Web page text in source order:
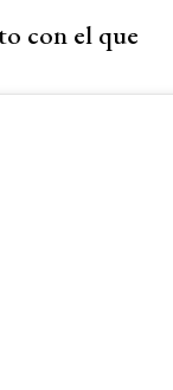
con el que